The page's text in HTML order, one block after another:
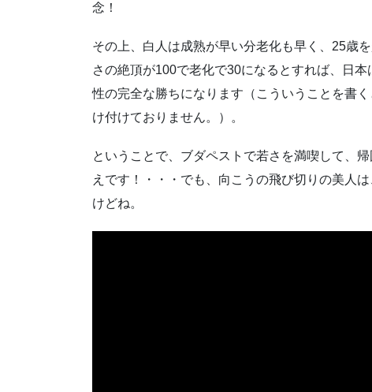
念！
その上、白人は成熟が早い分老化も早く、25歳
さの絶頂が100で老化で30になるとすれば、日
性の完全な勝ちになります（こういうことを書
け付けておりません。）。
ということで、ブダペストで若さを満喫して、
えです！・・・でも、向こうの飛び切りの美人
けどね。